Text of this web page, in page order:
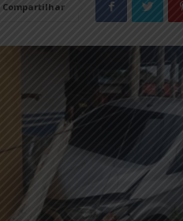
Compartilhar